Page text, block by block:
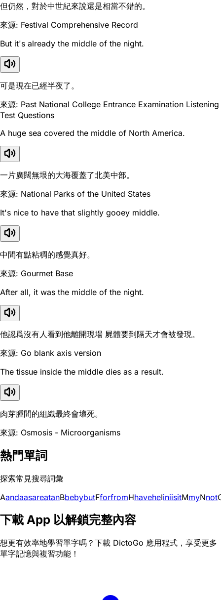
但仍然，對於中世紀來說還是相當不錯的。
來源: Festival Comprehensive Record
But it's already the middle of the night.
可是現在已經半夜了。
來源: Past National College Entrance Examination Listening
Test Questions
A huge sea covered the middle of North America.
一片廣闊無垠的大海覆蓋了北美中部。
來源: National Parks of the United States
It's nice to have that slightly gooey middle.
中間有點粘稠的感覺真好。
來源: Gourmet Base
After all, it was the middle of the night.
他認爲沒有人看到他離開現場 屍體要到隔天才會被發現。
來源: Go blank axis version
The tissue inside the middle dies as a result.
肉芽腫間的組織最終會壞死。
來源: Osmosis - Microorganisms
熱門單詞
探索常見搜尋詞彙
AandaasareatanBbebybutFforfromHhaveheIiniisitMmyNnot
下載 App 以解鎖完整內容
想更有效率地學習單字嗎？下載 DictoGo 應用程式，享受更多
單字記憶與複習功能！